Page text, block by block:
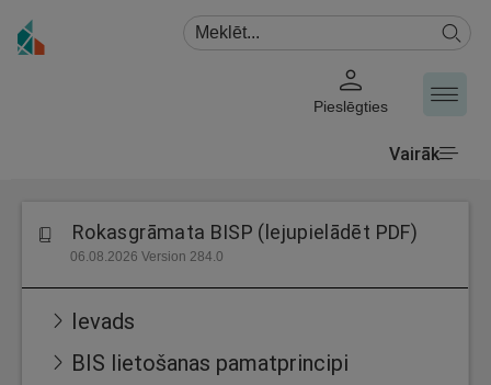
Pieslēgties
Vairāk
Rokasgrāmata BISP (lejupielādēt PDF)
06.08.2026 Version 284.0
Ievads
BIS lietošanas pamatprincipi